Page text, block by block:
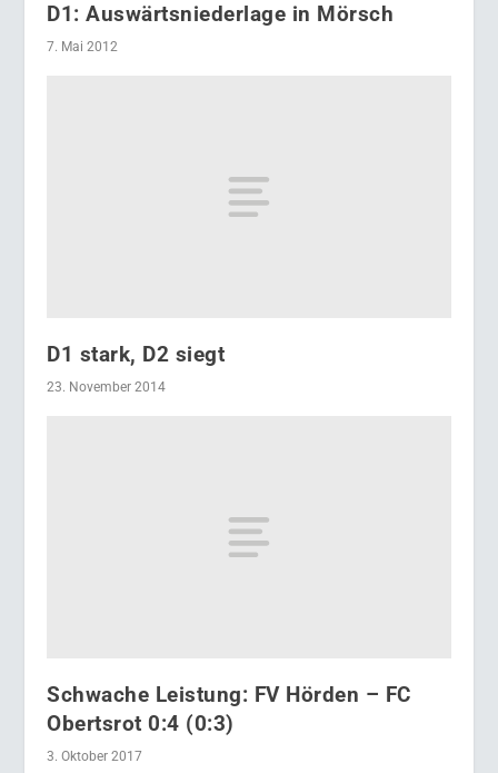
D1: Auswärtsniederlage in Mörsch
7. Mai 2012
D1 stark, D2 siegt
23. November 2014
Schwache Leistung: FV Hörden – FC
Obertsrot 0:4 (0:3)
3. Oktober 2017